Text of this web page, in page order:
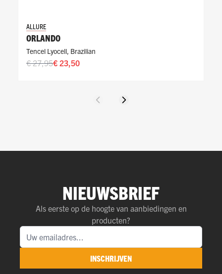
ALLURE
ORLANDO
Tencel Lyocell, Brazilian
€ 23,50
€ 27,95
Vorige Volgende
NIEUWSBRIEF
Als eerste op de hoogte van aanbiedingen en
producten?
INSCHRIJVEN